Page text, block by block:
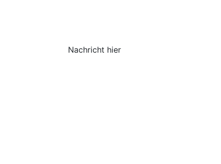
Nachricht hier